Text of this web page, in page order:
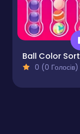
0 (0 Голосів)